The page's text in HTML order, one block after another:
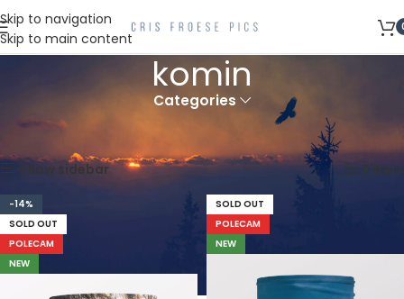
Skip to navigation
Skip to main content
komin
Categories
Strona główna
Produkty oznaczone “komin”
Show sidebar Filters
-14%
SOLD OUT
POLECAM
NEW
SOLD OUT
POLECAM
NEW